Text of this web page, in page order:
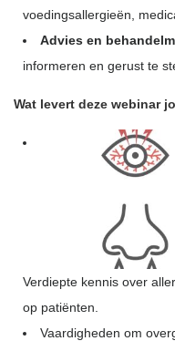
voedingsallergieën,
Advies en
informeren en gerust te
Wat levert deze webinar
Verdiepte kennis over
op patiënten.
Vaardigheden om